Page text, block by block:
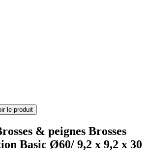
le produit
& peignes Brosses
Basic Ø60/ 9,2 x 9,2 x 30